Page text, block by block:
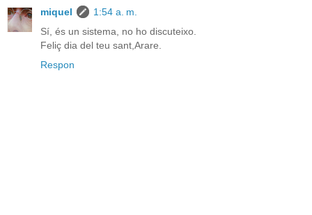
miquel
1:54 a. m.
Sí, és un sistema, no ho discuteixo.
Feliç dia del teu sant,Arare.
Respon